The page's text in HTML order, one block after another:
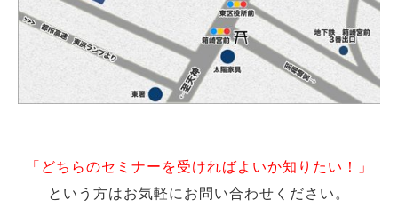
「どちらのセミナーを受ければよいか知りたい！」
という方はお気軽にお問い合わせください。